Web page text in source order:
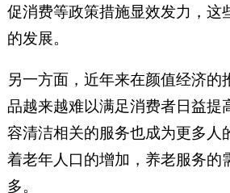
促消费等政策措施显效发力，这
的发展。
另一方面，近年来在颜值经济的
品越来越难以满足消费者日益提
容清洁相关的服务也成为更多人
着老年人口的增加，养老服务的
多。